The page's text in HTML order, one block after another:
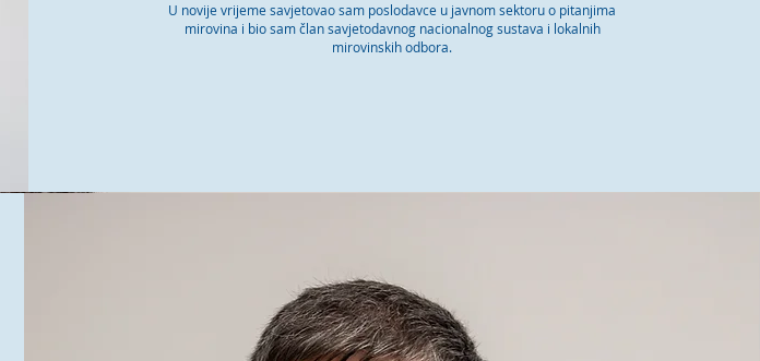
U novije vrijeme savjetovao sam poslodavce u javnom sektoru o pitanjima
mirovina i bio sam član savjetodavnog nacionalnog sustava i lokalnih
mirovinskih odbora.